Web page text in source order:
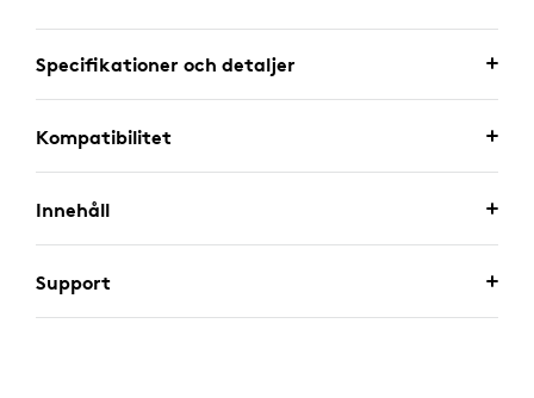
Specifikationer och detaljer
Kompatibilitet
Innehåll
Support